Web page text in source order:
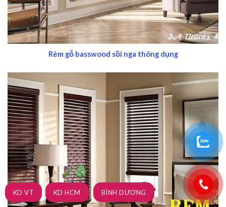
Rèm gỗ basswood sồi nga thông dụng
KD VT KD HCM BÌNH DƯƠNG